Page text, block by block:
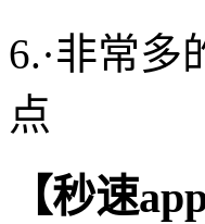
6.·非常
点
【秒速